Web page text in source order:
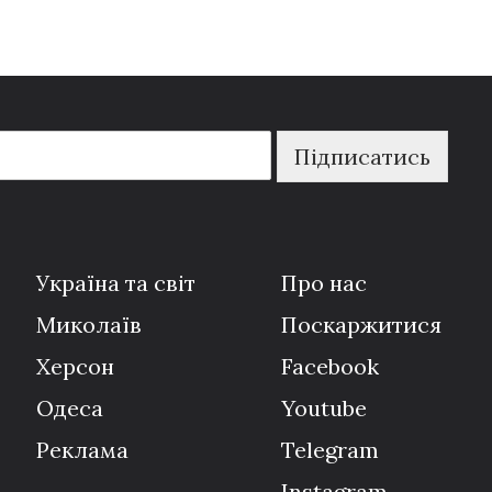
Підписатись
Україна та світ
Миколаїв
Херсон
Одеса
Реклама
Про нас
Поскаржитися
Facebook
Youtube
Telegram